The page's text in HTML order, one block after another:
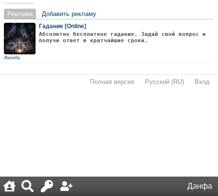
Данфа
Реклама Добавить рекламу
Гадание [Online]
Абсолютно бесплатное гадание. Задай свой вопрос и
получи ответ в кратчайшие сроки.
Жалоба
Полная версия Русский (RU) Вход